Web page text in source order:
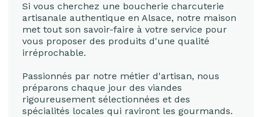
Si vous cherchez une boucherie charcuterie
artisanale authentique en Alsace, notre maison
met tout son savoir-faire à votre service pour
vous proposer des produits d'une qualité
irréprochable.
Passionnés par notre métier d'artisan, nous
préparons chaque jour des viandes
rigoureusement sélectionnées et des
spécialités locales qui raviront les gourmands.